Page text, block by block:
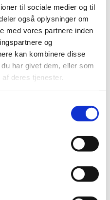
til sociale medier og til
også oplysninger om
med vores partnere inden
og
kan kombinere disse
har givet dem, eller som
deres tjenester.
kunne